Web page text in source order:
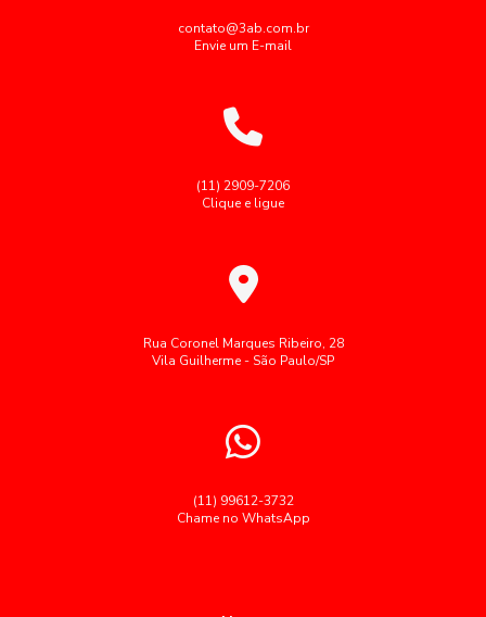
Alimentação Corporativa Eficiente: Dicas para Promover
Alimentação Corporativa Saudável: Estratégias para
Potencializar o Bem-Estar no Trabalho
Alimentação Corporativa Saudável: Refeições que
Potencializam a Produtividade no Trabalho
produtividade no ambiente de trabalho
Bem-Estar nas Empresas
Alimentação corporativa: como melhorar a saúde e a
Alimentação Corporativa: Como Transformar a Experiência
Empresas de alimentação industrial
Empresas fornecedoras de alimentação coletiva
Fornecedores de alimentação coletiva
Fornecedores de alimentação industrial
Fornecimento de refeições corporativas
Gestão de restaurante corporativo
Refeições coletivas SP
Serviço buffet para grandes empresas
Serviço de alimentação para empresas
almoço empresas restaurante
contato@3ab.com.br
Envie um E-mail
(11) 2909-7206
Clique e ligue
Rua Coronel Marques Ribeiro, 28
Vila Guilherme - São Paulo/SP
(11) 99612-3732
Chame no WhatsApp